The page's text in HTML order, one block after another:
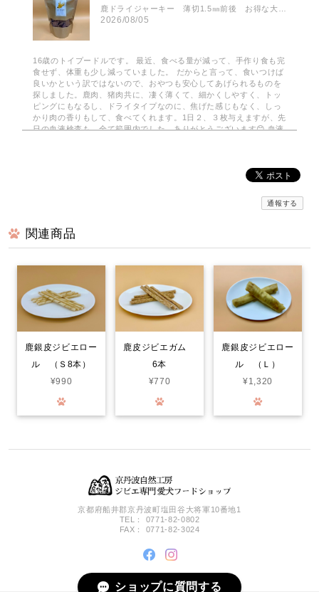
2026/08/05
16歳のトイプードルです。 最近、食べる量が減って、手作り食も完
食せず、体重も少し減っていました。 だからと言って、食いつけば
良いかという訳ではないので、おやつも安心してあげられるものを
探しました。鹿肉、猪肉共に、凄く薄くて、細かくしやすく、トッ
ピングにもなるし、ドライタイプなのに、焦げた感じもなく、しっ
かり肉の香りもして、食べてくれます。1日２、３枚与えますが、先
日の血液検査も、全て範囲内でした。ありがとうございます😊 血液
今回は鹿のドライジャーキーに…。家は愛犬2匹なので、早速届いて
分かるのか？凄く喜んでいます。封をあけると！喜びをか消せない
のか！大喜びで！ 飼い主も嬉しくなる次第です。いろんなジャー
キーをあげて来ましたが！格別に喜び方が違います。○ レッスン
やご飯の前のおやつで あげてますが！まだまだ気になる品物が沢
山有るので！また購入させて頂きます…。笑
鹿肉ごはん。お得な1.5kg smileyコラボ！
Smiley (スマイリー) 国産ﾁｷﾝdeli 1.5kg
猪レトルト(カット肉) 50グラム
通報する
関連商品
鹿銀皮ジビエロー
ル （Ｓ8本）
¥990
鹿皮ジビエガム
6本
¥770
鹿銀皮ジビエロー
ル （Ｌ）
¥1,320
京都府船井郡京丹波町塩田谷大将軍10番地1
TEL： 0771-82-0802
FAX： 0771-82-3024
ショップに質問する